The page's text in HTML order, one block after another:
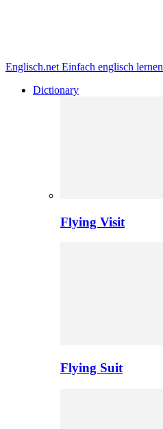
Englisch.net Einfach englisch lernen
Dictionary
Flying Visit
Flying Suit